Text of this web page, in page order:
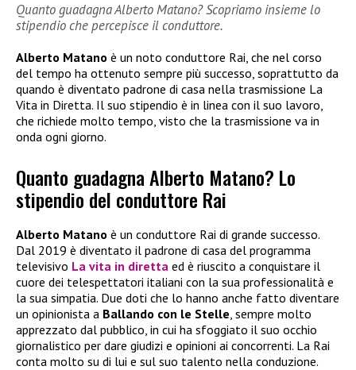
Quanto guadagna Alberto Matano? Scopriamo insieme lo
stipendio che percepisce il conduttore.
Alberto Matano è un noto conduttore Rai, che nel corso
del tempo ha ottenuto sempre più successo, soprattutto da
quando è diventato padrone di casa nella trasmissione La
Vita in Diretta. Il suo stipendio è in linea con il suo lavoro,
che richiede molto tempo, visto che la trasmissione va in
onda ogni giorno.
Quanto guadagna Alberto Matano? Lo
stipendio del conduttore Rai
Alberto Matano è un conduttore Rai di grande successo.
Dal 2019 è diventato il padrone di casa del programma
televisivo La vita in diretta ed è riuscito a conquistare il
cuore dei telespettatori italiani con la sua professionalità e
la sua simpatia. Due doti che lo hanno anche fatto diventare
un opinionista a Ballando con le Stelle , sempre molto
apprezzato dal pubblico, in cui ha sfoggiato il suo occhio
giornalistico per dare giudizi e opinioni ai concorrenti. La Rai
conta molto su di lui e sul suo talento nella conduzione.